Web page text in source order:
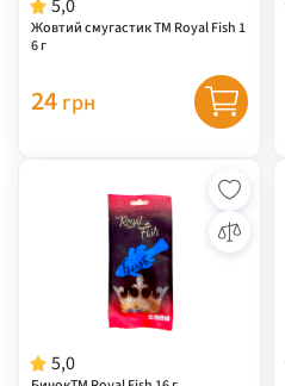
5,0
Жовтий смугастик ТМ Royal Fish 1
6 г
24 грн
5,0